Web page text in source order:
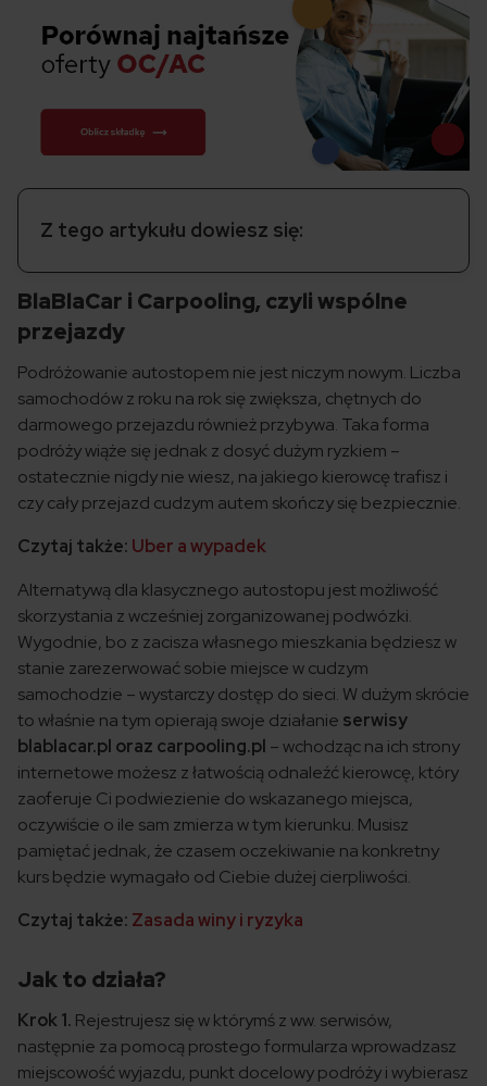
Z tego artykułu dowiesz się:
BlaBlaCar i Carpooling, czyli wspólne
przejazdy
Podróżowanie autostopem nie jest niczym nowym. Liczba
samochodów z roku na rok się zwiększa, chętnych do
darmowego przejazdu również przybywa. Taka forma
podróży wiąże się jednak z dosyć dużym ryzkiem –
ostatecznie nigdy nie wiesz, na jakiego kierowcę trafisz i
czy cały przejazd cudzym autem skończy się bezpiecznie.
Czytaj także: Uber a wypadek
Alternatywą dla klasycznego autostopu jest możliwość
skorzystania z wcześniej zorganizowanej podwózki.
Wygodnie, bo z zacisza własnego mieszkania będziesz w
stanie zarezerwować sobie miejsce w cudzym
samochodzie – wystarczy dostęp do sieci. W dużym skrócie
to właśnie na tym opierają swoje działanie serwisy
blablacar.pl oraz carpooling.pl – wchodząc na ich strony
internetowe możesz z łatwością odnaleźć kierowcę, który
zaoferuje Ci podwiezienie do wskazanego miejsca,
oczywiście o ile sam zmierza w tym kierunku. Musisz
pamiętać jednak, że czasem oczekiwanie na konkretny
kurs będzie wymagało od Ciebie dużej cierpliwości.
Czytaj także: Zasada winy i ryzyka
Jak to działa?
Krok 1. Rejestrujesz się w którymś z ww. serwisów,
następnie za pomocą prostego formularza wprowadzasz
miejscowość wyjazdu, punkt docelowy podróży i wybierasz